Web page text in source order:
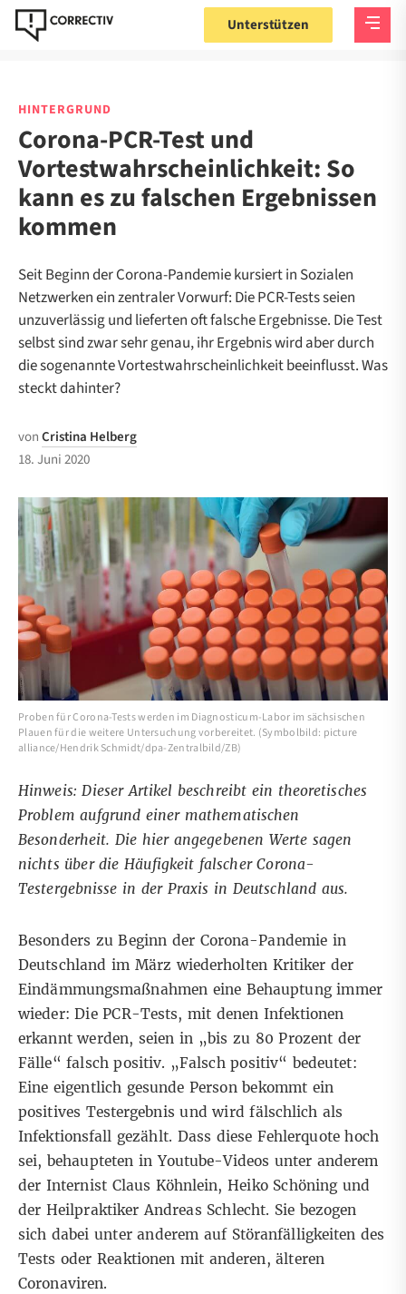
Unterstützen
HINTERGRUND
Corona-PCR-Test und
Vortestwahrscheinlichkeit: So
kann es zu falschen Ergebnissen
kommen
Seit Beginn der Corona-Pandemie kursiert in Sozialen
Netzwerken ein zentraler Vorwurf: Die PCR-Tests seien
unzuverlässig und lieferten oft falsche Ergebnisse. Die Test
selbst sind zwar sehr genau, ihr Ergebnis wird aber durch
die sogenannte Vortestwahrscheinlichkeit beeinflusst. Was
steckt dahinter?
vonCristina Helberg
18. Juni 2020
Proben für Corona-Tests werden im Diagnosticum-Labor im sächsischen
Plauen für die weitere Untersuchung vorbereitet. (Symbolbild: picture
alliance/Hendrik Schmidt/dpa-Zentralbild/ZB)
Hinweis: Dieser Artikel beschreibt ein theoretisches
Problem aufgrund einer mathematischen
Besonderheit. Die hier angegebenen Werte sagen
nichts über die Häufigkeit falscher Corona-
Testergebnisse in der Praxis in Deutschland aus.
Besonders zu Beginn der Corona-Pandemie in
Deutschland im März wiederholten Kritiker der
Eindämmungsmaßnahmen eine Behauptung immer
wieder: Die PCR-Tests, mit denen Infektionen
erkannt werden, seien in „bis zu 80 Prozent der
Fälle“ falsch positiv. „Falsch positiv“ bedeutet:
Eine eigentlich gesunde Person bekommt ein
positives Testergebnis und wird fälschlich als
Infektionsfall gezählt. Dass diese Fehlerquote hoch
sei, behaupteten in Youtube-Videos unter anderem
der Internist Claus Köhnlein,Heiko Schöningund
der HeilpraktikerAndreas Schlecht. Sie bezogen
sich dabei unter anderem auf Störanfälligkeiten des
Tests oder Reaktionen mit anderen, älteren
Coronaviren.